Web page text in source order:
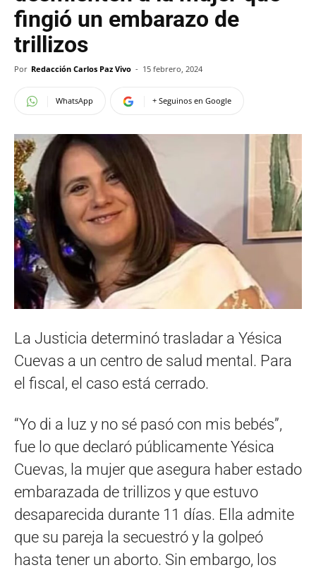
fingió un embarazo de
trillizos
Por Redacción Carlos Paz Vivo - 15 febrero, 2024
WhatsApp + Seguinos en Google
La Justicia determinó trasladar a Yésica
Cuevas a un centro de salud mental. Para
el fiscal, el caso está cerrado.
“Yo di a luz y no sé pasó con mis bebés”,
fue lo que declaró públicamente Yésica
Cuevas, la mujer que asegura haber estado
embarazada de trillizos y que estuvo
desaparecida durante 11 días. Ella admite
que su pareja la secuestró y la golpeó
hasta tener un aborto. Sin embargo, los